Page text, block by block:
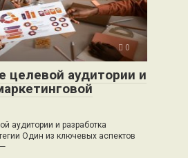
0
целевой аудитории и
аудитории и разработка
Один из ключевых аспектов